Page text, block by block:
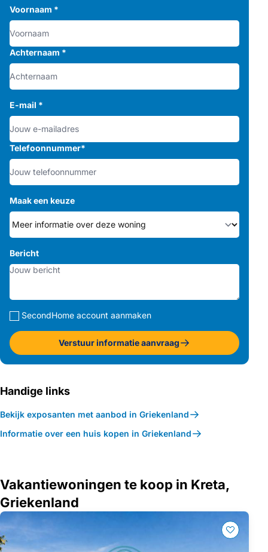
Voornaam *
Achternaam *
E-mail *
Telefoonnummer*
Maak een keuze
Bericht
SecondHome account aanmaken
Verstuur informatie aanvraag
Handige links
Bekijk exposanten met aanbod in Griekenland
Informatie over een huis kopen in Griekenland
Vakantiewoningen te koop in Kreta,
Griekenland